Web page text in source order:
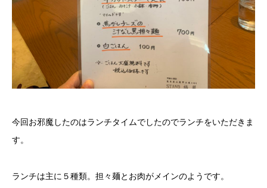
今回お邪魔したのはランチタイムでしたのでランチをいただきま
す。
ランチは主に５種類。担々麺とお肉がメインのようです。